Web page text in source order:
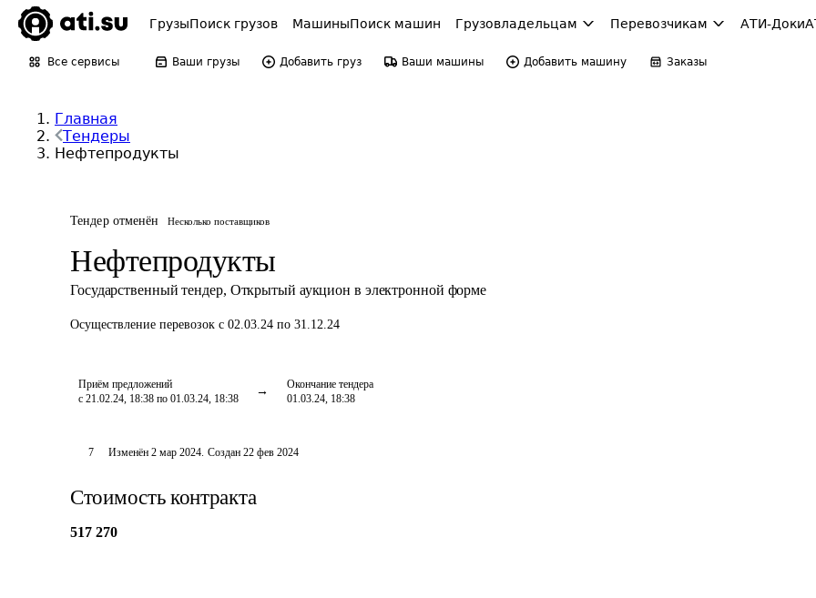
ГрузыПоиск грузов МашиныПоиск машин Грузовладельцам Перевозчикам АТИ-Доки
Все сервисы Ваши грузы Добавить груз Ваши машины Добавить машину Заказы
Главная
Тендеры
Нефтепродукты
Тендер отменён Несколько поставщиков
Нефтепродукты
Государственный тендер, Открытый аукцион в электронной форме
Осуществление перевозок с 02.03.24 по 31.12.24
Приём предложений
с 21.02.24, 18:38 по 01.03.24, 18:38
Окончание тендера
01.03.24, 18:38
7 Изменён 2 мар 2024. Создан 22 фев 2024
Стоимость контракта
517 270